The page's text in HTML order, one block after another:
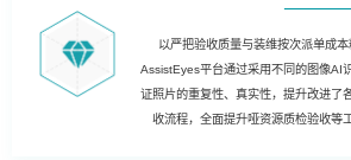
以严把验收质量与装维按次派单成本
AssistEyes平台通过采用不同的图像AI
证照片的重复性、真实性，提升改进了
收流程，全面提升哑资源质检验收等